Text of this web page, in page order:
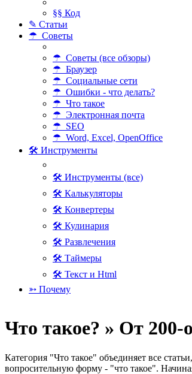
§§ Код
✎ Статьи
☂ Советы
☂ Советы (все обзоры)
☂ Браузер
☂ Социальные сети
☂ Ошибки - что делать?
☂ Что такое
☂ Электронная почта
☂ SEO
☂ Word, Excel, OpenOffice
🛠 Инструменты
🛠 Инструменты (все)
🛠 Калькуляторы
🛠 Конвертеры
🛠 Кулинария
🛠 Развлечения
🛠 Таймеры
🛠 Текст и Html
➳ Почему
Что такое? » От 200-
Категория "Что такое" объединяет все
вопросительную форму - "что такое".